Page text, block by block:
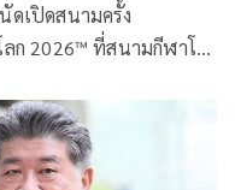
เปิดสนามครั้ง
ก 2026™ ที่สนามกีฬาโต
การเฉลิมฉลองดนตรี
งขัน